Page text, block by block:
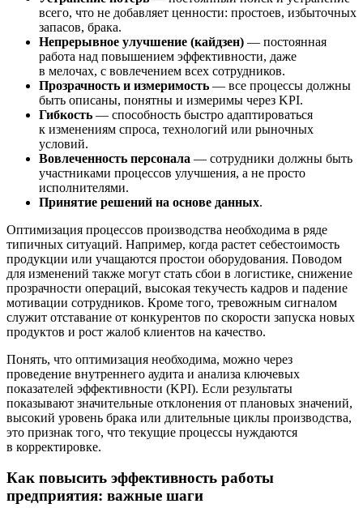
всего, что не добавляет ценности: простоев, избыточных
запасов, брака.
Непрерывное улучшение (кайдзен) — постоянная
работа над повышением эффективности, даже
в мелочах, с вовлечением всех сотрудников.
Прозрачность и измеримость — все процессы должны
быть описаны, понятны и измеримы через KPI.
Гибкость — способность быстро адаптироваться
к изменениям спроса, технологий или рыночных
условий.
Вовлеченность персонала — сотрудники должны быть
участниками процессов улучшения, а не просто
исполнителями.
Принятие решений на основе данных.
Оптимизация процессов производства необходима в ряде
типичных ситуаций. Например, когда растет себестоимость
продукции или учащаются простои оборудования. Поводом
для изменений также могут стать сбои в логистике, снижение
прозрачности операций, высокая текучесть кадров и падение
мотивации сотрудников. Кроме того, тревожным сигналом
служит отставание от конкурентов по скорости запуска новых
продуктов и рост жалоб клиентов на качество.
Понять, что оптимизация необходима, можно через
проведение внутреннего аудита и анализа ключевых
показателей эффективности (KPI). Если результаты
показывают значительные отклонения от плановых значений,
высокий уровень брака или длительные циклы производства,
это признак того, что текущие процессы нуждаются
в корректировке.
Как повысить эффективность работы
предприятия: важные шаги